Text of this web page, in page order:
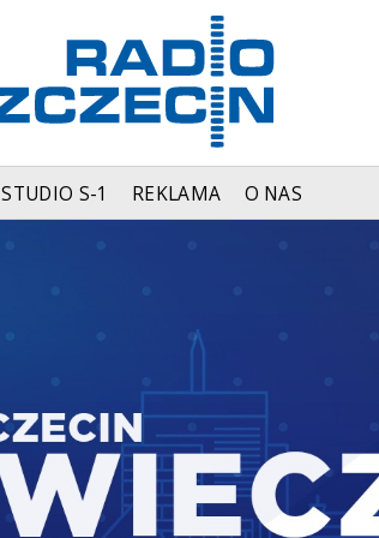
STUDIO S-1 REKLAMA O NAS